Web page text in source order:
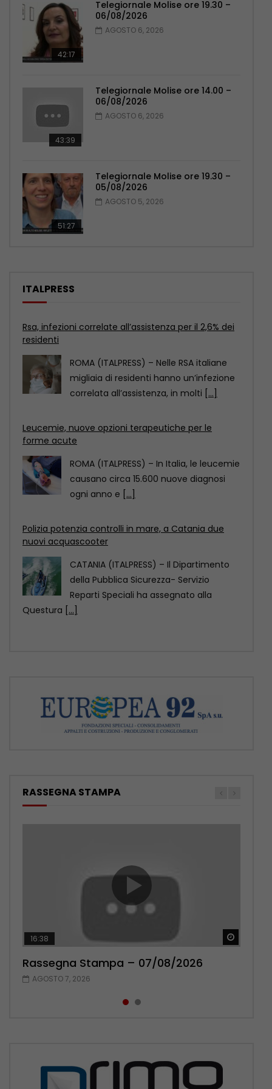
42:17
Telegiornale Molise ore 19.30 –
06/08/2026
AGOSTO 6, 2026
43:39
Telegiornale Molise ore 14.00 –
06/08/2026
AGOSTO 6, 2026
51:27
Telegiornale Molise ore 19.30 –
05/08/2026
AGOSTO 5, 2026
ITALPRESS
Leucemie, nuove opzioni terapeutiche per le
forme acute
ROMA (ITALPRESS) – In Italia, le leucemie
causano circa 15.600 nuove diagnosi
ogni anno e[...]
Polizia potenzia controlli in mare, a Catania due
nuovi acquascooter
CATANIA (ITALPRESS) – Il Dipartimento
della Pubblica Sicurezza- Servizio
Reparti Speciali ha assegnato alla
Rsa, infezioni correlate all’assistenza per il 2,6% dei
residenti
ROMA (ITALPRESS) – Nelle RSA italiane
migliaia di residenti hanno un’infezione
correlata all’assistenza, in molti
RASSEGNA STAMPA
16:38
Rassegna Stampa – 07/08/2026
AGOSTO 7, 2026
17:38
Rassegna Stampa – 06/08/2026
AGOSTO 6, 2026